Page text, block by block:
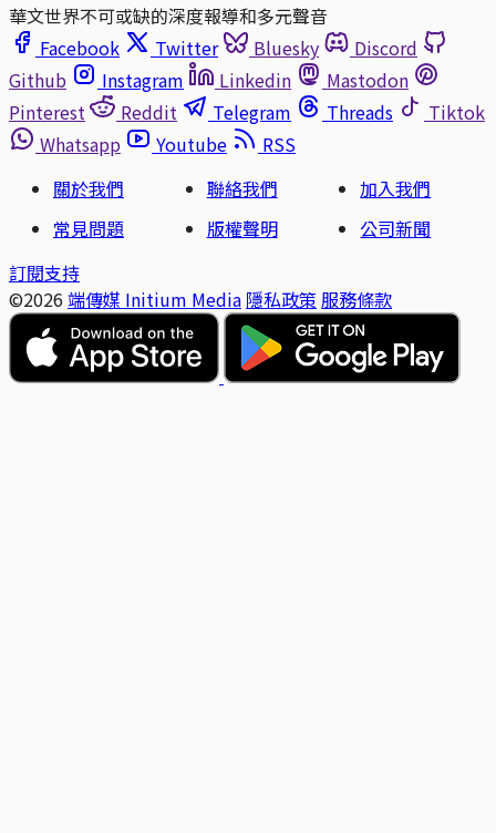
華文世界不可或缺的深度報導和多元聲音
Facebook
Twitter Bluesky
Discord
Github
Instagram Linkedin
Mastodon
Pinterest
Reddit Telegram Threads
Tiktok
Whatsapp
Youtube
RSS
關於我們
聯絡我們
加入我們
常見問題
版權聲明
公司新聞
訂閱支持
©2026 端傳媒 Initium Media 隱私政策 服務條款